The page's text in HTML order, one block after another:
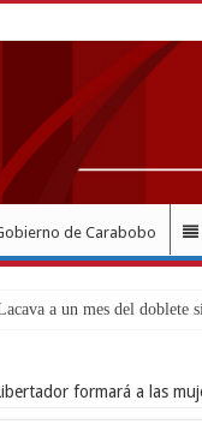
de Carabobo
a un mes del doblete
formará a las